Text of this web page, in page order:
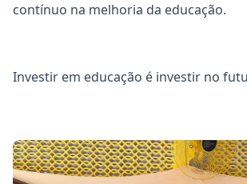
contínuo na melhoria da educação.
Investir em educação é investir no